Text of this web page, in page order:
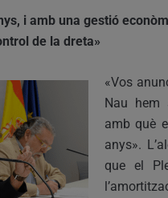
i amb una gestió
de la dreta»
«Vos
Nau hem
amb què
anys».
que el